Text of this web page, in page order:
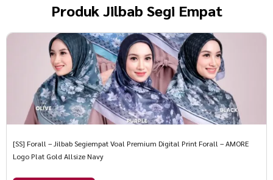
Produk Jilbab Segi Empat
[SS] Forall – Jilbab Segiempat Voal Premium Digital Print Forall – AMORE
Logo Plat Gold Allsize Navy